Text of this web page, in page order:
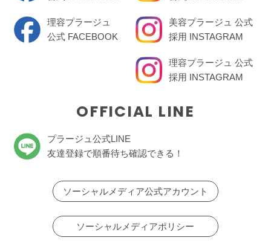
理容プラージュ
公式 FACEBOOK
美容プラージュ 公式
採用 INSTAGRAM
理容プラージュ 公式
採用 INSTAGRAM
OFFICIAL LINE
プラージュ公式LINE
友達登録で順番待ち確認できる！
ソーシャルメディア公式アカウント
ソーシャルメディアポリシー